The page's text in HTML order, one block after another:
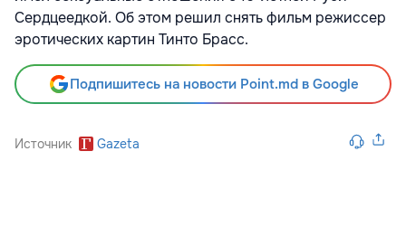
Сердцеедкой. Об этом решил снять фильм режиссер
эротических картин Тинто Брасс.
Подпишитесь на новости Point.md в Google
Источник Gazeta